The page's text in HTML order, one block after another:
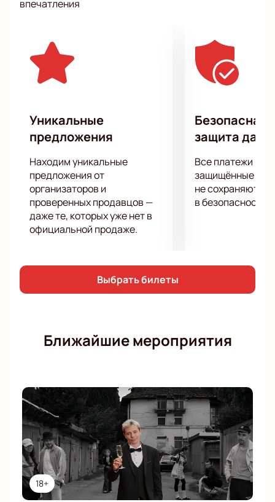
впечатления
Уникальные
предложения
Находим уникальные
предложения от
организаторов и
проверенных продавцов —
даже те, которых уже нет в
официальной продаже.
Безопасная
защита
Все платежи
защищённые
не сохраняются
в безопасности.
Выбрать билеты
Ближайшие мероприятия
18+